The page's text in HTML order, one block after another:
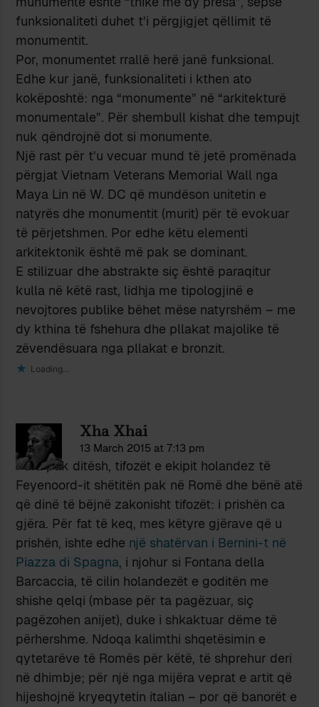
funksionaliteti duhet t’i përgjigjet qëllimit të
monumentit.
Por, monumentet rrallë herë janë funksional.
Edhe kur janë, funksionaliteti i kthen ato
kokëposhtë: nga “monumente” në “arkitekturë
monumentale”. Për shembull kishat dhe tempujt
nuk qëndrojnë dot si monumente.
Një rast për t’u vecuar mund të jetë promënada
përgjat Vietnam Veterans Memorial Wall nga
Maya Lin në W. DC që mundëson unitetin e
natyrës dhe monumentit (murit) për të evokuar
të përjetshmen. Por edhe këtu elementi
arkitektonik është më pak se dominant.
E stilizuar dhe abstrakte siç është paraqitur
kulla në këtë rast, lidhja me tipologjinë e
nevojtores publike bëhet mëse natyrshëm – me
dy kthina të fshehura dhe pllakat majolike të
zëvendësuara nga pllakat e bronzit.
Loading...
Xha Xhai
13 March 2015 at 7:13 pm
Para pak ditësh, tifozët e ekipit holandez të
Feyenoord-it shëtitën pak në Romë dhe bënë atë
që dinë të bëjnë zakonisht tifozët: i prishën ca
gjëra. Për fat të keq, mes këtyre gjërave që u
prishën, ishte edhe një shatërvan i Bernini-t në
Piazza di Spagna, i njohur si Fontana della
Barcaccia, të cilin holandezët e goditën me
shishe qelqi (mbase për ta pagëzuar, siç
pagëzohen anijet), duke i shkaktuar dëme të
përhershme. Ndoqa kalimthi shqetësimin e
qytetarëve të Romës për këtë, të shprehur deri
në dhimbje; për një nga mijëra veprat e artit që
hijeshojnë kryeqytetin italian – por që banorët e